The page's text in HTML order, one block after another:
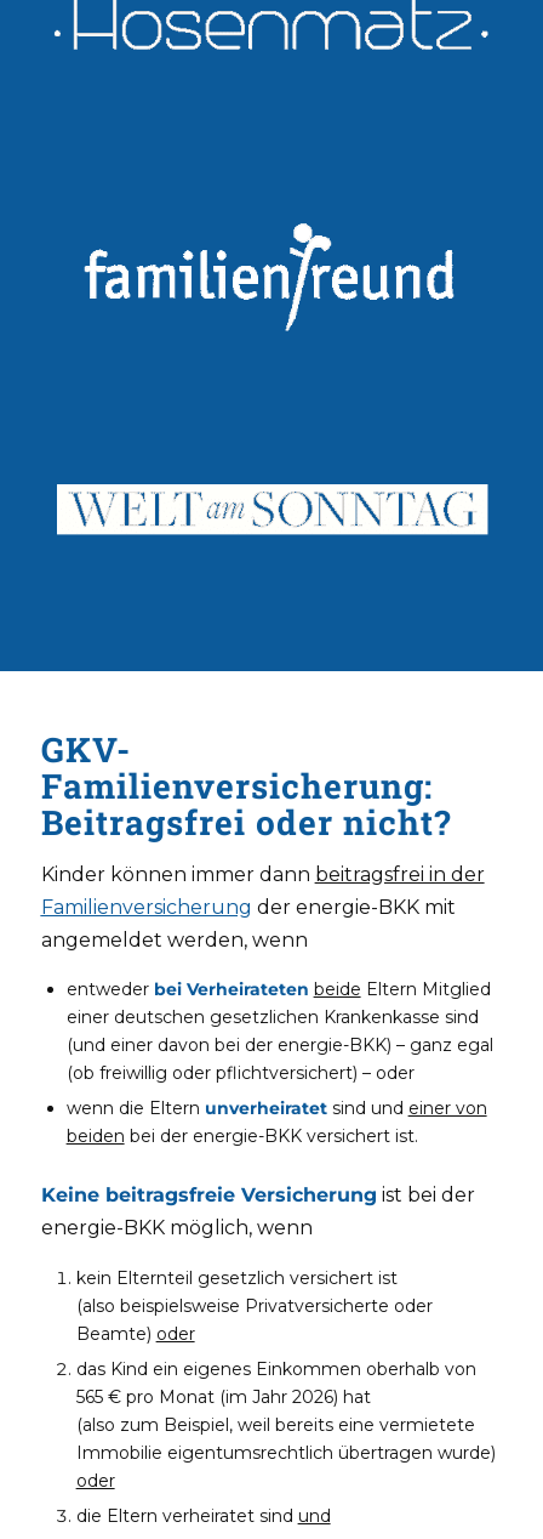
GKV-
Familienversicherung:
Beitragsfrei oder nicht?
Kinder können immer dann beitragsfrei in der
Familienversicherung der energie-BKK mit
angemeldet werden, wenn
entweder bei Verheirateten beide Eltern Mitglied
einer deutschen gesetzlichen Krankenkasse sind
(und einer davon bei der energie-BKK) – ganz egal
(ob freiwillig oder pflichtversichert) – oder
wenn die Eltern unverheiratetsind und einer von
beiden bei der energie-BKK versichert ist.
Keine beitragsfreie Versicherung ist bei der
energie-BKK möglich, wenn
kein Elternteil gesetzlich versichert ist
(also beispielsweise Privatversicherte oder
Beamte) oder
das Kind ein eigenes Einkommen oberhalb von
565 € pro Monat (im Jahr 2026) hat
(also zum Beispiel, weil bereits eine vermietete
Immobilie eigentumsrechtlich übertragen wurde)
oder
die Eltern verheiratet sind und